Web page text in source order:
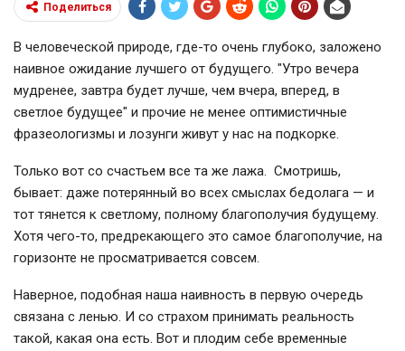
Поделиться
В человеческой природе, где-то очень глубоко, заложено
наивное ожидание лучшего от будущего. "Утро вечера
мудренее, завтра будет лучше, чем вчера, вперед, в
светлое будущее" и прочие не менее оптимистичные
фразеологизмы и лозунги живут у нас на подкорке.
Только вот со счастьем все та же лажа. Смотришь,
бывает: даже потерянный во всех смыслах бедолага — и
тот тянется к светлому, полному благополучия будущему.
Хотя чего-то, предрекающего это самое благополучие, на
горизонте не просматривается совсем.
Наверное, подобная наша наивность в первую очередь
связана с ленью. И со страхом принимать реальность
такой, какая она есть. Вот и плодим себе временные